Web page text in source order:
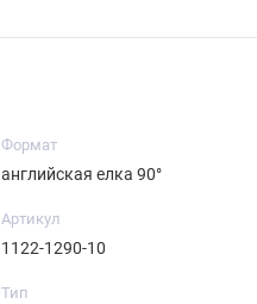
Формат
английская елка 90°
Артикул
1122-1290-10
Тип